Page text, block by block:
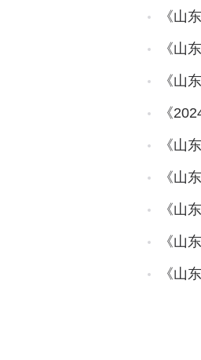
《山
《山
《山
《
《山
《山
《山
《山
《山